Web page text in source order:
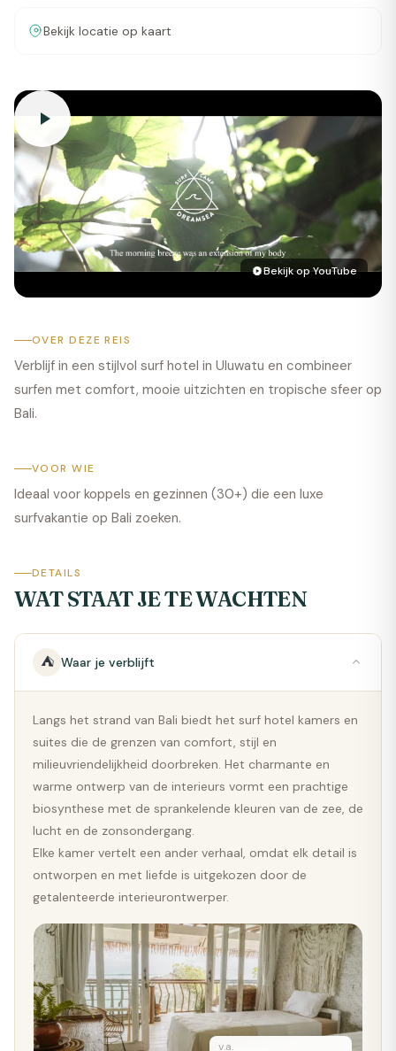
Bekijk locatie op kaart
Bekijk op YouTube
OVER DEZE REIS
Verblijf in een stijlvol surf hotel in Uluwatu en combineer
surfen met comfort, mooie uitzichten en tropische sfeer op
Bali.
VOOR WIE
Ideaal voor koppels en gezinnen (30+) die een luxe
surfvakantie op Bali zoeken.
DETAILS
WAT STAAT JE TE WACHTEN
⛺ Waar je verblijft
Langs het strand van Bali biedt het surf hotel kamers en
suites die de grenzen van comfort, stijl en
milieuvriendelijkheid doorbreken. Het charmante en
warme ontwerp van de interieurs vormt een prachtige
biosynthese met de sprankelende kleuren van de zee, de
lucht en de zonsondergang.
Elke kamer vertelt een ander verhaal, omdat elk detail is
ontworpen en met liefde is uitgekozen door de
getalenteerde interieurontwerper.
v.a.